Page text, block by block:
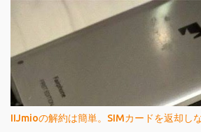
今回ご紹介するセイコー・ファイブの
字盤がエクスプローラーに酷似しているこ
なか個性的で値段も激安の憎めないやつ
IIJmioの解約は簡単。SIMカードを返却し